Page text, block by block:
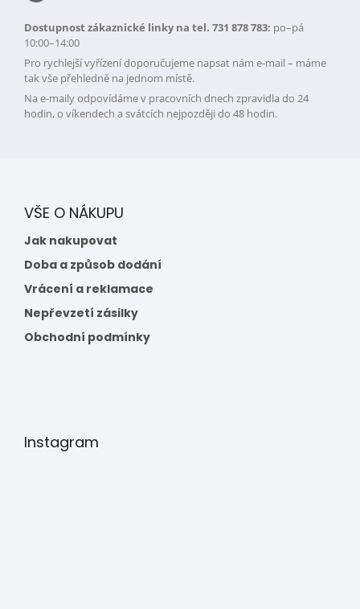
Dostupnost zákaznické linky na tel. 731 878 783: po–pá
10:00–14:00
Pro rychlejší vyřízení doporučujeme napsat nám e-mail – máme
tak vše přehledně na jednom místě.
Na e-maily odpovídáme v pracovních dnech zpravidla do 24
hodin, o víkendech a svátcích nejpozději do 48 hodin.
VŠE O NÁKUPU
Jak nakupovat
Doba a způsob dodání
Vrácení a reklamace
Nepřevzetí zásilky
Obchodní podmínky
Instagram